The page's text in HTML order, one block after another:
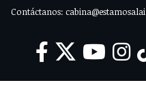
Contáctanos: